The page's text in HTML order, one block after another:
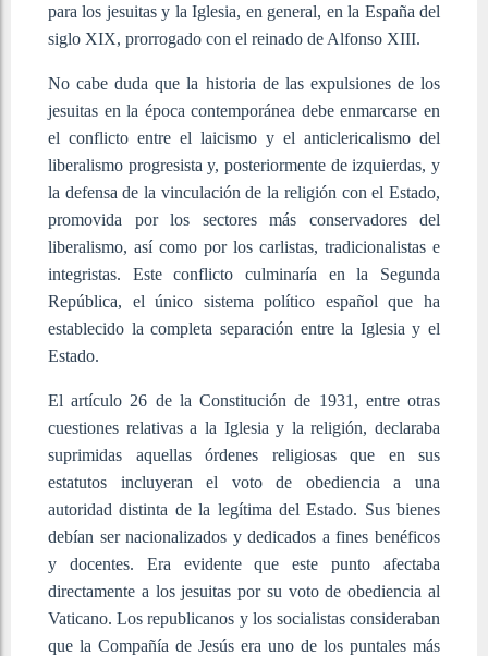
para los jesuitas y la Iglesia, en general, en la España del
siglo XIX, prorrogado con el reinado de Alfonso XIII.
No cabe duda que la historia de las expulsiones de los
jesuitas en la época contemporánea debe enmarcarse en
el conflicto entre el laicismo y el anticlericalismo del
liberalismo progresista y, posteriormente de izquierdas, y
la defensa de la vinculación de la religión con el Estado,
promovida por los sectores más conservadores del
liberalismo, así como por los carlistas, tradicionalistas e
integristas. Este conflicto culminaría en la Segunda
República, el único sistema político español que ha
establecido la completa separación entre la Iglesia y el
Estado.
El artículo 26 de la Constitución de 1931, entre otras
cuestiones relativas a la Iglesia y la religión, declaraba
suprimidas aquellas órdenes religiosas que en sus
estatutos incluyeran el voto de obediencia a una
autoridad distinta de la legítima del Estado. Sus bienes
debían ser nacionalizados y dedicados a fines benéficos
y docentes. Era evidente que este punto afectaba
directamente a los jesuitas por su voto de obediencia al
Vaticano. Los republicanos y los socialistas consideraban
que la Compañía de Jesús era uno de los puntales más